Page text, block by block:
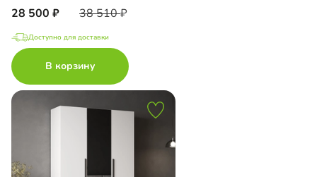
28 500 38 510
Доступно для доставки
В корзину